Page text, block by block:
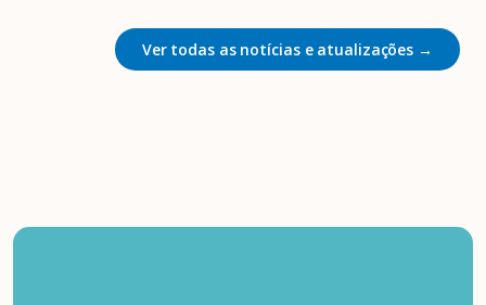
Ver todas as notícias e atualizações →